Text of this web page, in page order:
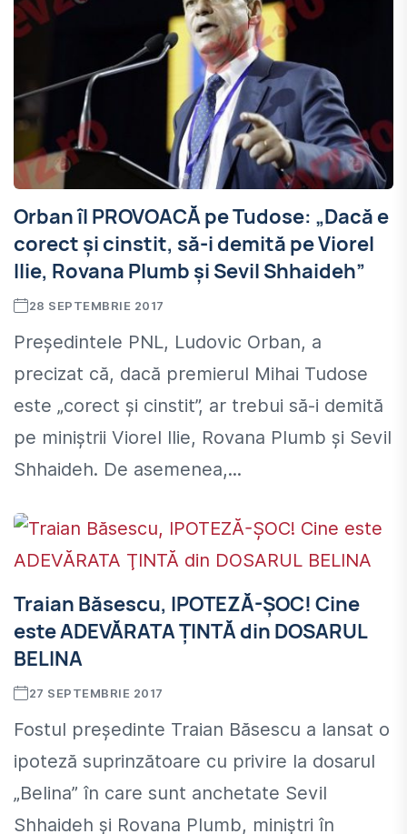
Orban îl PROVOACĂ pe Tudose: „Dacă e
corect și cinstit, să-i demită pe Viorel
Ilie, Rovana Plumb și Sevil Shhaideh”
28 SEPTEMBRIE 2017
Preşedintele PNL, Ludovic Orban, a
precizat că, dacă premierul Mihai Tudose
este „corect şi cinstit”, ar trebui să-i demită
pe miniștrii Viorel Ilie, Rovana Plumb şi Sevil
Shhaideh. De asemenea,...
Traian Băsescu, IPOTEZĂ-ŞOC! Cine
este ADEVĂRATA ŢINTĂ din DOSARUL
BELINA
27 SEPTEMBRIE 2017
Fostul președinte Traian Băsescu a lansat o
ipoteză suprinzătoare cu privire la dosarul
„Belina” în care sunt anchetate Sevil
Shhaideh și Rovana Plumb, miniștri în